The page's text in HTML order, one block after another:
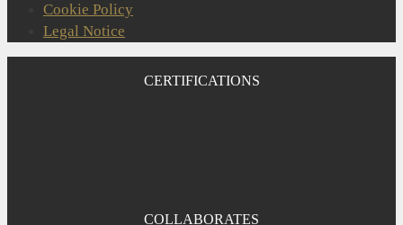
Cookie Policy
Legal Notice
CERTIFICATIONS
COLLABORATES